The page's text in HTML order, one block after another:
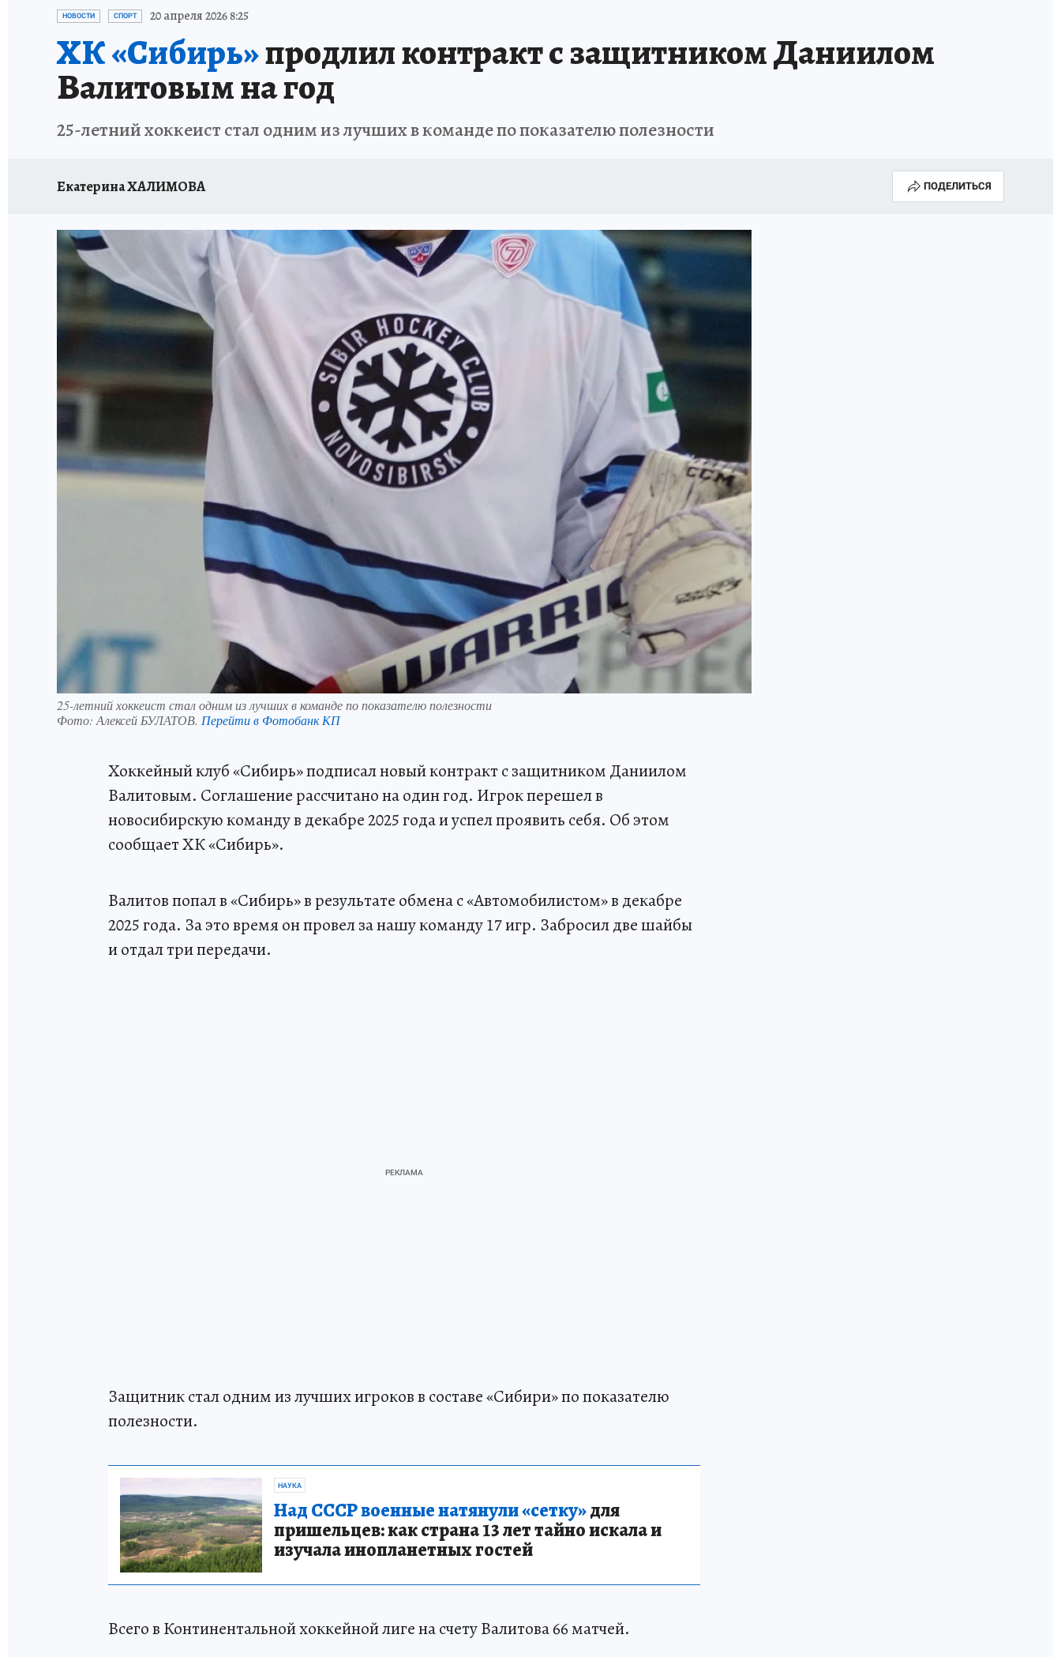
ОТДЫХ В РОССИИ ЗАПОВЕДНАЯ РОССИЯ
НОВОСТИ СПОРТ 20 апреля 2026 8:25
ХК «Сибирь»продлил контракт с защитником Даниилом
Валитовым на год
25-летний хоккеист стал одним из лучших в команде по показателю полезности
Екатерина ХАЛИМОВА ПОДЕЛИТЬСЯ
25-летний хоккеист стал одним из лучших в команде по показателю полезности
Фото: Алексей БУЛАТОВ. Перейти в Фотобанк КП
Хоккейный клуб «Сибирь» подписал новый контракт с защитником Даниилом
Валитовым. Соглашение рассчитано на один год. Игрок перешел в
новосибирскую команду в декабре 2025 года и успел проявить себя. Об этом
сообщает ХК «Сибирь».
Валитов попал в «Сибирь» в результате обмена с «Автомобилистом» в декабре
2025 года. За это время он провел за нашу команду 17 игр. Забросил две шайбы
и отдал три передачи.
Защитник стал одним из лучших игроков в составе «Сибири» по показателю
полезности.
НАУКА
Над СССР военные натянули «сетку»для
пришельцев: как страна 13 лет тайно искала и
изучала инопланетных гостей
Всего в Континентальной хоккейной лиге на счету Валитова 66 матчей.